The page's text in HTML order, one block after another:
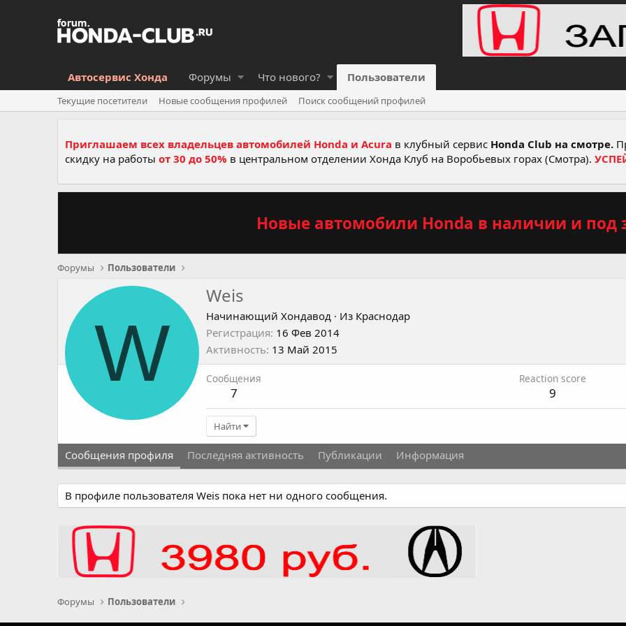
Автосервис Хонда Форумы Что нового? Пользователи
Текущие посетители Новые сообщения профилей Поиск сообщений профилей
Приглашаем всех владельцев автомобилей Honda и Acura в клубный сервис Honda Club на смотре.
скидку на работы от 30 до 50% в центральном отделении Хонда Клуб на Воробьевых горах (Смотра).
Новые автомобили Honda в наличии и под
Форумы Пользователи
W
Weis
Начинающий Хондавод · Из Краснодар
Регистрация 16 Фев 2014
Активность 13 Май 2015
Сообщения
7
Reaction score
9
Найти
Сообщения профиля Последняя активность Публикации Информация
В профиле пользователя Weis пока нет ни одного сообщения.
Форумы Пользователи